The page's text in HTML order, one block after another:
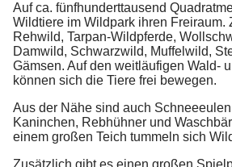
Auf ca. fünfhunderttausend
Wildtiere im Wildpark ihren Freiraum.
Rehwild, Tarpan-Wildpferde,
Damwild, Schwarzwild, Muffelwild,
Gämsen. Auf den weitläufigen Wald-
können sich die Tiere frei bewegen.
Aus der Nähe sind auch
Kaninchen, Rebhühner und
einem großen Teich tummeln sich
Zusätzlich gibt es einen großen